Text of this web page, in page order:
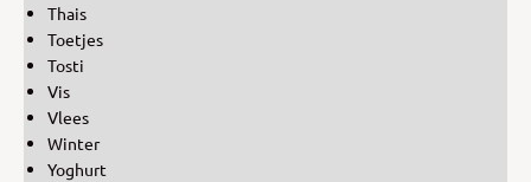
Thais
Toetjes
Tosti
Vis
Vlees
Winter
Yoghurt